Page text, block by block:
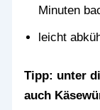
Minuten
leicht
Tipp: unter
auch